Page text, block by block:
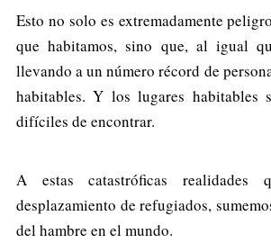
Esto no solo es extremadamente
que habitamos, sino que, al igual
llevando a un número récord de
habitables. Y los lugares habitables
difíciles de encontrar.
A estas catastróficas realidades
desplazamiento de refugiados,
del hambre en el mundo.